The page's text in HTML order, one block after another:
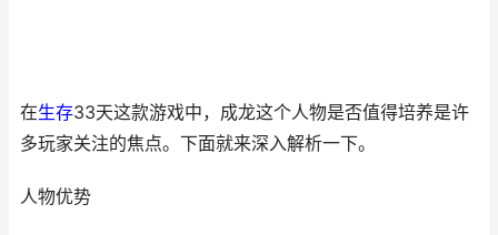
在生存33天这款游戏中，成龙这个人物是否值得培养是许
多玩家关注的焦点。下面就来深入解析一下。
人物优势